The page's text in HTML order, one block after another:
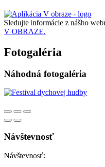
Sledujte informácie z nášho
V OBRAZE.
Fotogaléria
Náhodná fotogaléria
Návštevnosť
Návštevnosť: